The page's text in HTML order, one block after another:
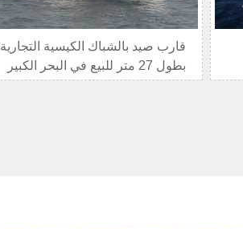
قارب صيد بالشباك الكيسية التجارية
بطول 27 متر للبيع في البحر الكبير